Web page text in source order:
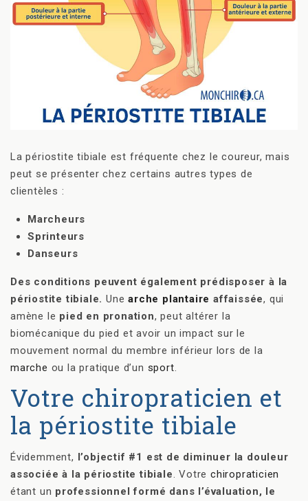
La périostite tibiale est fréquente chez le coureur, mais
peut se présenter chez certains autres types de
clientèles :
Marcheurs
Sprinteurs
Danseurs
Des conditions peuvent également prédisposer à la
périostite tibiale. Unearche plantaire affaissée, qui
amène le pied en pronation, peut altérer la
biomécanique du pied et avoir un impact sur le
mouvement normal du membre inférieur lors de la
marche ou la pratique d’un sport.
Votre chiropraticien et
la périostite tibiale
Évidemment, l’objectif #1 est de diminuer la douleur
associée à la périostite tibiale. Votrechiropraticien
étant un professionnel formé dans l’évaluation, le